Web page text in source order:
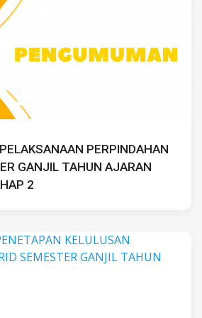
PERPINDAHAN
GANJIL TAHUN AJARAN
2